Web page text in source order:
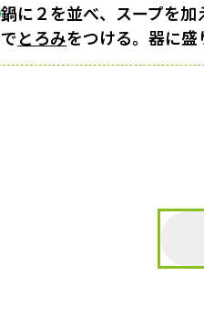
鍋に２を並べ、スープを加
でとろみをつける。器に盛